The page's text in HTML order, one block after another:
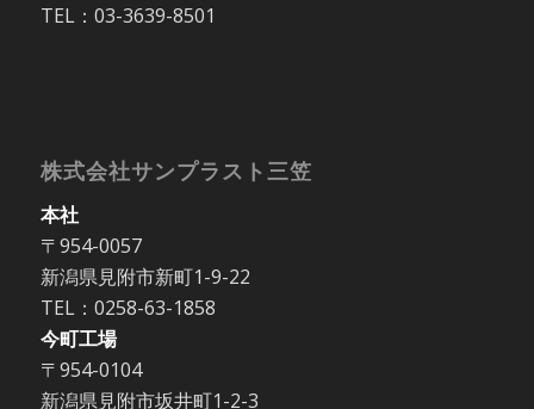
TEL：03-3639-8501
株式会社サンプラスト三笠
本社
〒954-0057
新潟県見附市新町1-9-22
TEL：0258-63-1858
今町工場
〒954-0104
新潟県見附市坂井町1-2-3